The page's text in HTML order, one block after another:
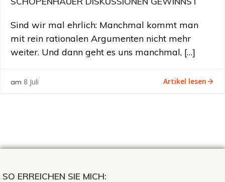
Sind wir mal ehrlich: Manchmal kommt man
mit rein rationalen Argumenten nicht mehr
weiter. Und dann geht es uns manchmal, […]
am 8 Juli Artikel lesen
SO ERREICHEN SIE MICH: